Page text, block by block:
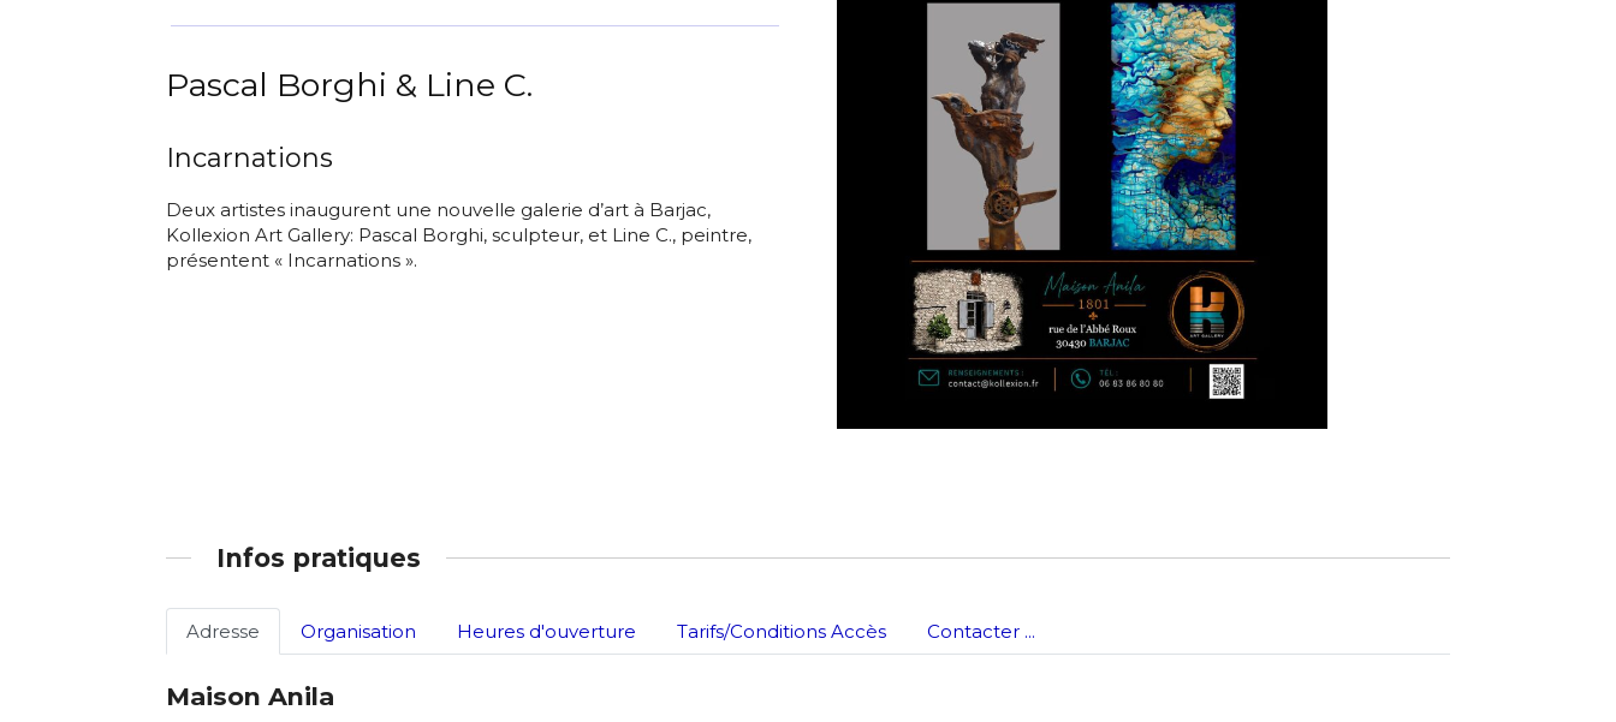
Adresse email*
Prénom
Adresse email*
Pascal Borghi & Line C.
Incarnations
Deux artistes inaugurent une nouvelle galerie d’art à Barjac,
Kollexion Art Gallery: Pascal Borghi, sculpteur, et Line C., peintre,
présentent « Incarnations ».
Infos pratiques
Adresse Organisation Heures d'ouverture Tarifs/Conditions Accès Contacter ...
Maison Anila